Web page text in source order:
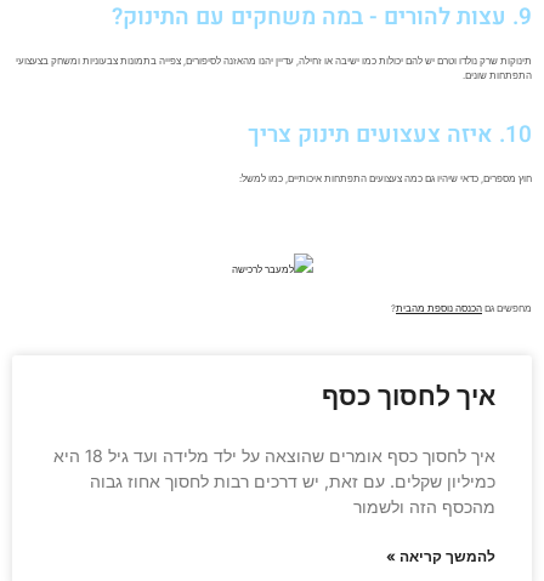
9. עצות להורים - במה משחקים עם התינוק?
תינוקות שרק נולדו וטרם יש להם יכולות כמו ישיבה או זחילה, עדיין יהנו מהאזנה לסיפורים, צפייה בתמונות צבעוניות ומשחק בצעצועי
התפתחות שונים.
10. איזה צעצועים תינוק צריך
חוץ מספרים, כדאי שיהיו גם כמה צעצועים התפתחות איכותיים, כמו למשל:
למעבר לרכישה
מחפשים גם הכנסה נוספת מהבית?
איך לחסוך כסף
איך לחסוך כסף אומרים שהוצאה על ילד מלידה ועד גיל 18 היא
כמיליון שקלים. עם זאת, יש דרכים רבות לחסוך אחוז גבוה
מהכסף הזה ולשמור
להמשך קריאה »